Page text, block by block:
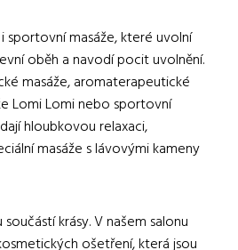
sportovní masáže, které uvolní
oběh a navodí pocit uvolnění.
masáže, aromaterapeutické
Lomi Lomi nebo sportovní
hloubkovou relaxaci,
masáže s lávovými kameny
krásy. V našem salonu
ošetření, která jsou